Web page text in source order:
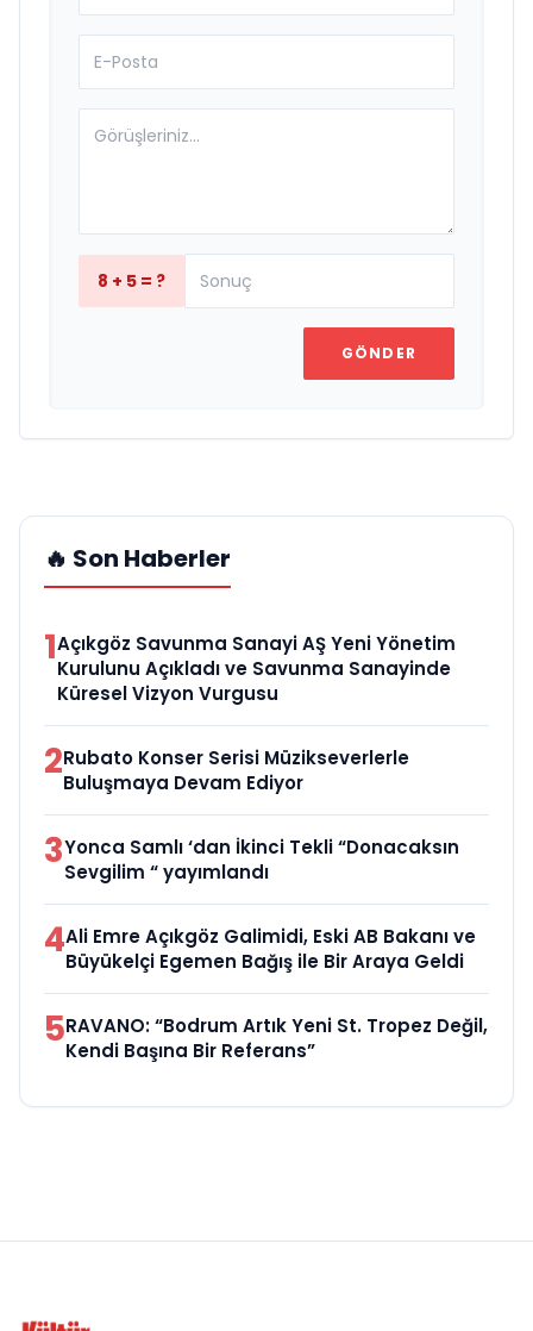
8 + 5 = ?
GÖNDER
🔥 Son Haberler
1Açıkgöz Savunma Sanayi AŞ Yeni Yönetim
Kurulunu Açıkladı ve Savunma Sanayinde
Küresel Vizyon Vurgusu
2Rubato Konser Serisi Müzikseverlerle
Buluşmaya Devam Ediyor
3Yonca Samlı ‘dan İkinci Tekli “Donacaksın
Sevgilim “ yayımlandı
4Ali Emre Açıkgöz Galimidi, Eski AB Bakanı ve
Büyükelçi Egemen Bağış ile Bir Araya Geldi
5RAVANO: “Bodrum Artık Yeni St. Tropez Değil,
Kendi Başına Bir Referans”